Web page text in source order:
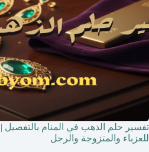
تفسير حلم الذهب في المنام بالتفصيل |
للعزباء والمتزوجة والرجل